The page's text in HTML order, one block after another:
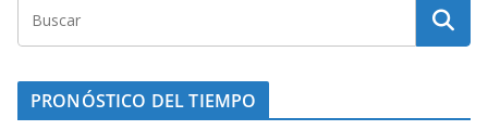
PRONÓSTICO DEL TIEMPO